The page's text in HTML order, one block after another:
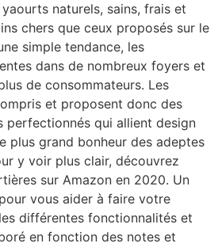
naturels, sains, frais et
chers que ceux proposés sur le
simple tendance, les
dans de nombreux foyers et
de consommateurs. Les
et proposent donc des
perfectionnés qui allient design
plus grand bonheur des adeptes
y voir plus clair, découvrez
sur Amazon en 2020. Un
vous aider à faire votre
différentes fonctionnalités et
en fonction des notes et